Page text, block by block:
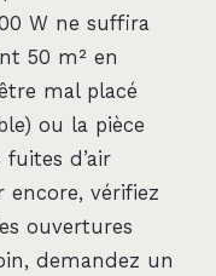
W ne suffira
50 m² en
mal placé
ou la pièce
d’air
encore, vérifiez
ouvertures
demandez un